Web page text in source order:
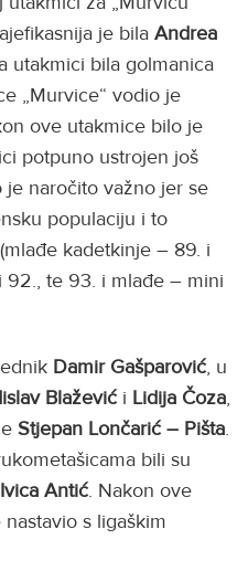
je bila Andrea
utakmici bila golmanica
„Murvice“ vodio je
ove utakmice bilo je
potpuno ustrojen još
je naročito važno jer se
populaciju i to
kadetkinje – 89. i
92., te 93. i mlađe – mini
Damir Gašparović, u
Blaževići Lidija Čoza,
Stjepan Lončarić – Pišta.
bili su
Ivica Antić. Nakon ove
s ligaškim